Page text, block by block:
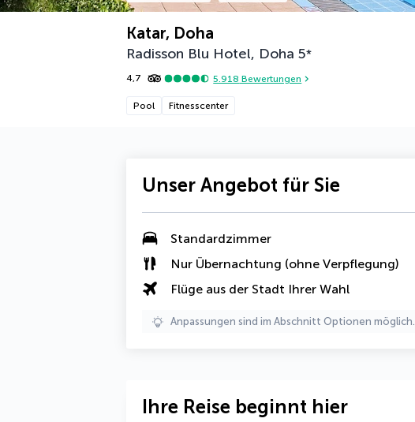
Katar, Doha
Radisson Blu Hotel, Doha 5*
4,7 5.918 Bewertungen
Pool Fitnesscenter
Unser Angebot für Sie
Standardzimmer
Nur Übernachtung (ohne Verpflegung)
Flüge aus der Stadt Ihrer Wahl
Anpassungen sind im Abschnitt Optionen möglich.
Ihre Reise beginnt hier